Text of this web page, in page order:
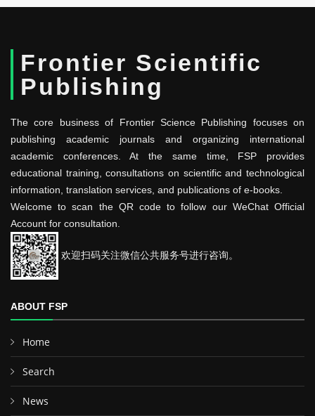
Frontier Scientific
Publishing
The core business of Frontier Science Publishing focuses on
publishing academic journals and organizing international
academic conferences. At the same time, FSP provides
educational training, consultations on scientific and technological
information, translation services, and publications of e-books.
Welcome to scan the QR code to follow our WeChat Official
Account for consultation.
欢迎扫码关注微信公共服务号进行咨询。
ABOUT FSP
Home
Search
News